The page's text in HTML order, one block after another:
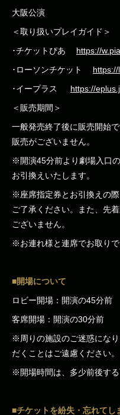
大阪公演
＜取り扱いプレイガイド＞
･チケットぴあ https://
･ローソンチケット
･イープラス https://
＜販売期間＞
一般発売終了後に販売開始
販売がございません。
※開演45分前より劇場入口
お引換えいたします。
※座席指定券とお引換えの
ご了承ください。また、先
ございません。
※お連れ様と連席でお取りで
■開場について
ロビー開場：開演の45分前
客席開場：開演の30分前
※周りの施設のご迷惑にな
だくことはご遠慮ください。
※開場時間は、多少前後する
■チケットを紛失・忘れてし